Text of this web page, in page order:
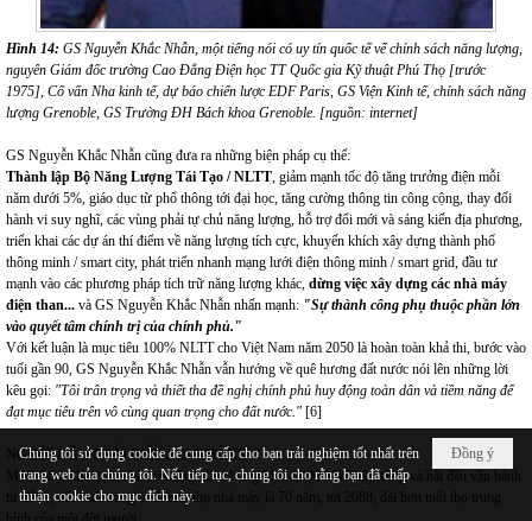
Hình 14: GS Nguyễn Khắc Nhẫn, một tiếng nói có uy tín quốc tế vể chính sách năng lượng,
nguyên Giám đốc trường Cao Đẳng Điện học TT Quốc gia Kỹ thuật Phú Thọ [trước
1975], Cố vấn Nha kinh tế, dự báo chiến lược EDF Paris, GS Viện Kinh tế, chính sách năng
lượng Grenoble, GS Trường ĐH Bách khoa Grenoble. [nguồn: internet]
GS Nguyễn Khắc Nhẫn cũng đưa ra những biện pháp cụ thể:
Thành lập Bộ Năng Lượng Tái Tạo / NLTT, giảm mạnh tốc độ tăng trưởng điện mỗi
năm dưới 5%, giáo dục từ phổ thông tới đại học, tăng cường thông tin công cộng, thay đổi
hành vi suy nghĩ, các vùng phải tự chủ năng lượng, hỗ trợ đổi mới và sáng kiến địa phương,
triển khai các dự án thí điểm về năng lượng tích cực, khuyến khích xây dựng thành phố
thông minh / smart city, phát triển nhanh mạng lưới điện thông minh / smart grid, đầu tư
mạnh vào các phương pháp tích trữ năng lượng khác, dừng việc xây dựng các nhà máy
điện than... và GS Nguyễn Khắc Nhẫn nhấn mạnh: "Sự thành công phụ thuộc phần lớn
vào quyết tâm chính trị của chính phủ."
Với kết luận là mục tiêu 100% NLTT cho Việt Nam năm 2050 là hoàn toàn khả thi, bước vào
tuổi gần 90, GS Nguyễn Khắc Nhẫn vẫn hướng về quê hương đất nước nói lên những lời
kêu gọi: "Tôi trân trọng và thiết tha đề nghị chính phủ huy động toàn dân và tiềm năng để
đạt mục tiêu trên vô cùng quan trọng cho đất nước." [6]
NGƯỜI DÂN PHẢI BIẾT NÓI KHÔNG
Một ví dụ, như cụm nhà máy thuỷ điện Long Phú 4,400 MW xây xong và bắt đầu vận hành
từ 2018, nếu tính trung bình tuổi thọ nhà máy là 70 năm, tới 2088, dài hơn tuổi thọ trung
Đồng ý
Chúng tôi sử dụng cookie để cung cấp cho bạn trải nghiệm tốt nhất trên
trang web của chúng tôi. Nếu tiếp tục, chúng tôi cho rằng bạn đã chấp
thuận cookie cho mục đích này.